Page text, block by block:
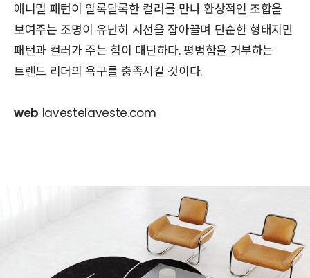
애니멀 패턴이 알록달록한 컬러를 만나 환상적인 조합을
보여주는 조명이 유난히 시선을 잡아끌며 단순한 형태지만
패턴과 컬러가 주는 힘이 대단하다. 평범함을 거부하는
트렌드 리더의 욕구를 충족시킬 것이다.
web lavestelaveste.com